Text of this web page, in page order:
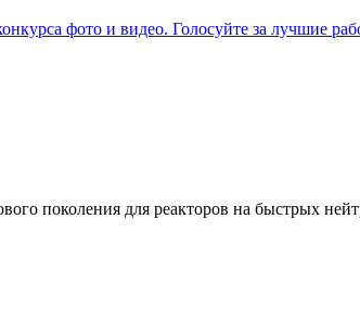
фото и видео. Голосуйте за
поколения для реакторов на быстрых